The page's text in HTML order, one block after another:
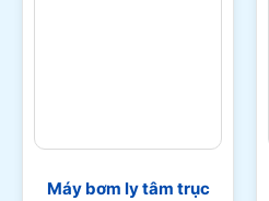
Máy bơm ly tâm trục